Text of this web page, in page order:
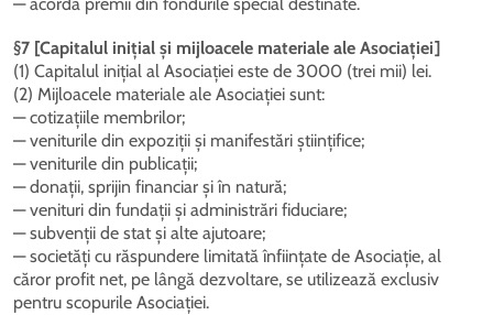
§7 [Capitalul inițial și mijloacele materiale ale Asociației]
(1) Capitalul inițial al Asociației este de 3000 (trei mii) lei.
(2) Mijloacele materiale ale Asociației sunt:
— cotizațiile membrilor;
— veniturile din expoziții și manifestări științifice;
— veniturile din publicații;
— donații, sprijin financiar și în natură;
— venituri din fundații și administrări fiduciare;
— subvenții de stat și alte ajutoare;
— societăți cu răspundere limitată înființate de Asociație, al
căror profit net, pe lângă dezvoltare, se utilizează exclusiv
pentru scopurile Asociației.